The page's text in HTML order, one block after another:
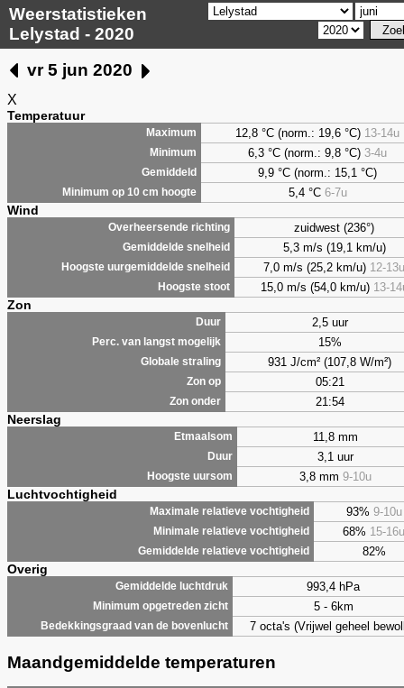
Weerstatistieken
Lelystad - 2020
vr 5 jun 2020
X
Temperatuur
Maximum 12,8 °C (norm.: 19,6 °C) 13-14u
Minimum 6,3 °C (norm.: 9,8 °C) 3-4u
Gemiddeld 9,9 °C (norm.: 15,1 °C)
Minimum op 10 cm hoogte 5,4°C 6-7u
Wind
Overheersende richting zuidwest (236°)
Gemiddelde snelheid 5,3 m/s (19,1 km/u)
Hoogste uurgemiddelde snelheid 7,0 m/s (25,2 km/u) 12-13u
Hoogste stoot 15,0 m/s (54,0 km/u) 13-
Zon
Duur 2,5 uur
Perc. van langst mogelijk 15%
Globale straling 931 J/cm² (107,8 W/m²)
Zon op 05:21
Zon onder 21:54
Neerslag
Etmaalsom 11,8 mm
Duur 3,1 uur
Hoogste uursom 3,8 mm 9-10u
Luchtvochtigheid
Maximale relatieve vochtigheid 93% 9-10u
Minimale relatieve vochtigheid 68% 15-16u
Gemiddelde relatieve vochtigheid 82%
Overig
Gemiddelde luchtdruk 993,4 hPa
Minimum opgetreden zicht 5 - 6km
Bedekkingsgraad van de bovenlucht 7 octa's (Vrijwel geheel
Maandgemiddelde temperaturen